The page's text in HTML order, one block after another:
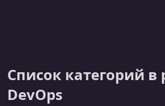
Список категорий в
DevOps